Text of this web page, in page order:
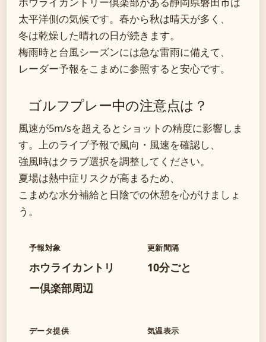
太平洋側の気候です。春から秋は晴天が多く、
冬は乾燥した晴れの日が続きます。
梅雨時と台風シーズンには急な雷雨に備えて、
レーダー予報をこまめに参照すると安心です。
ゴルフプレー中の注意点は？
風速が5m/sを超えるとショットの精度に影響しま
す。上のライブ予報で風向・風速を確認し、
強風時はクラブ選択を調整してください。
夏場は熱中症リスクが高まるため、
こまめな水分補給と日陰での休憩を心がけましょ
う。
予報対象
ホウライカントリ
ー倶楽部周辺
更新間隔
10分ごと
データ提供 気温表示